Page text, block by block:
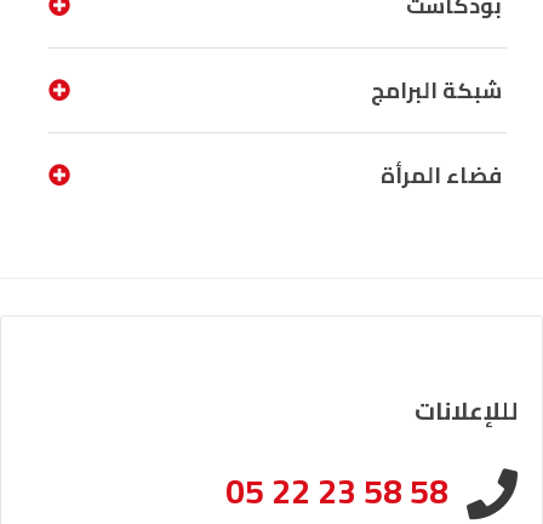
شبكة البرامج
فضاء المرأة
لللإعلانات
05 22 23 58 58